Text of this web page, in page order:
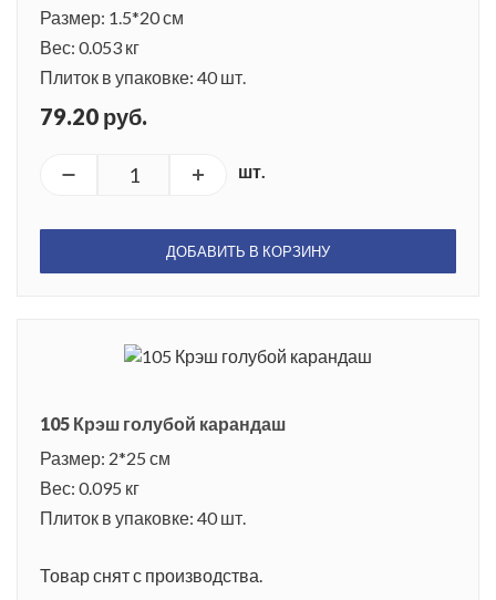
Размер: 1.5*20 см
Вес: 0.053 кг
Плиток в упаковке: 40 шт.
79.20 руб.
шт.
ДОБАВИТЬ В КОРЗИНУ
105 Крэш голубой карандаш
Размер: 2*25 см
Вес: 0.095 кг
Плиток в упаковке: 40 шт.
Товар снят с производства.